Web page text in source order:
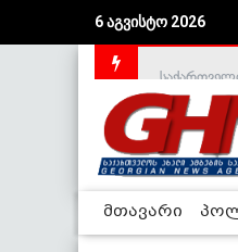
6 აგვისტო 2026
მთავარი